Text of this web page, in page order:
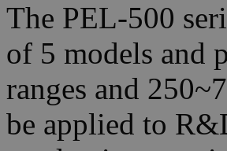
The PEL-500
of 5 models and
ranges and
be applied to